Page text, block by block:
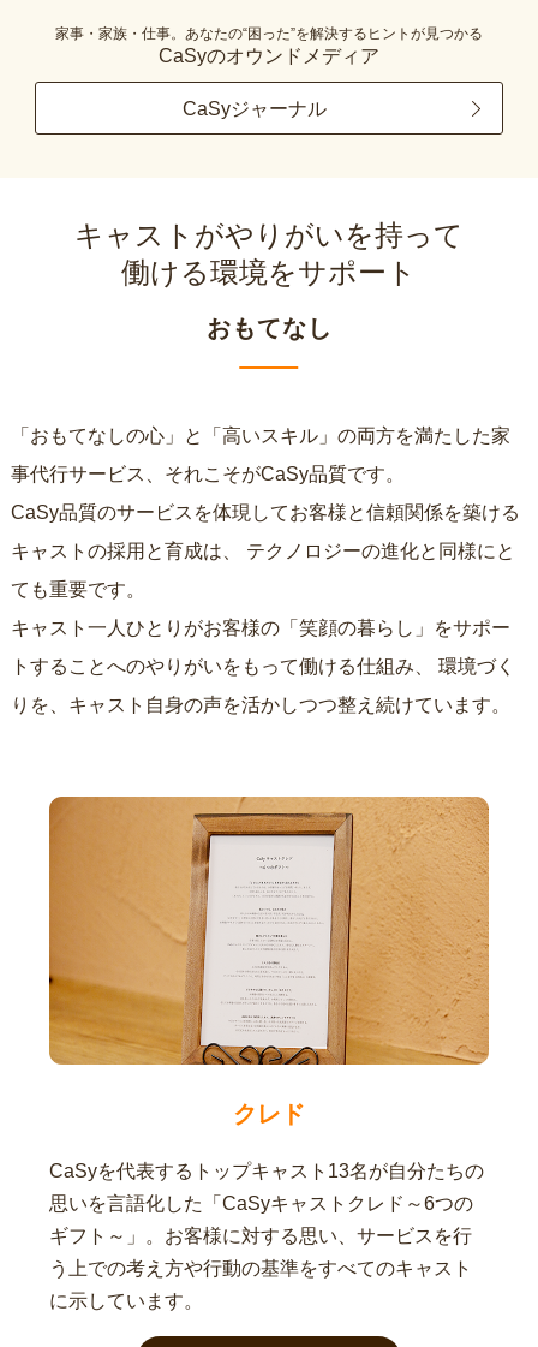
家事・家族・仕事。あなたの“困った”を解決するヒントが見つかる
CaSyのオウンドメディア
CaSyジャーナル
キャストがやりがいを持って
働ける環境をサポート
おもてなし
「おもてなしの心」と「高いスキル」の両方を満たした家
事代行サービス、それこそがCaSy品質です。
CaSy品質のサービスを体現してお客様と信頼関係を築ける
キャストの採用と育成は、
ても重要です。
キャスト一人ひとりがお客様の「笑顔の暮らし」をサポー
トすることへのやりがいをもって働ける仕組み、
りを、キャスト自身の声を活かしつつ整え続けています。
クレド
CaSyを代表するトップキャスト13名が自分たちの
思いを言語化した「CaSyキャストクレド～6つの
ギフト～」。お客様に対する思い、サービスを行
う上での考え方や行動の基準をすべてのキャスト
に示しています。